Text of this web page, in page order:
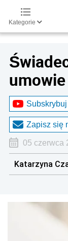
Kategorie
Zapisz się
05 czerwca
Katarzyna